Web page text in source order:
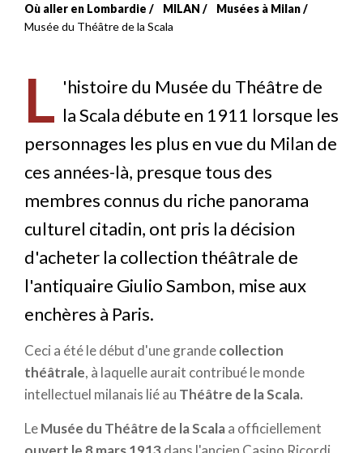
Fil
Où aller en Lombardie MILAN
Musées à Milan
Musée du Théâtre de la Scala
L 'histoire du Musée du Théâtre de
la Scala débute en 1911 lorsque les
personnages les plus en vue du Milan de
ces années-là, presque tous des
membres connus du riche panorama
culturel citadin, ont pris la décision
d'acheter la collection théâtrale de
l'antiquaire Giulio Sambon, mise aux
enchères à Paris.
Ceci a été le début d'une grandecollection
théâtrale, à laquelle aurait contribué le monde
intellectuel milanais lié au Théâtre de la Scala.
LeMusée du Théâtre de la Scalaa officiellement